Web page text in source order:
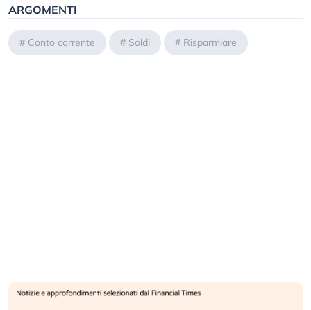
ARGOMENTI
# Conto corrente # Soldi # Risparmiare